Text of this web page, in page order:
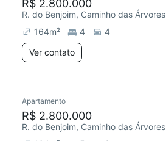
R$ 2.800.000
R. do Benjoim, Caminho das Árvores
164m² 4
4
Ver contato
Apartamento
R$ 2.800.000
R. do Benjoim, Caminho das Árvores